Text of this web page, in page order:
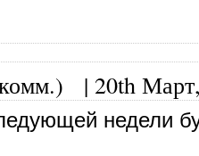
| 20th
недели